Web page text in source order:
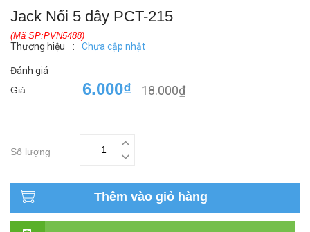
Jack Nối 5 dây PCT-215
(Mã SP:PVN5488)
Thương hiệu : Chưa cập nhật
Đánh giá
:
Giá
: 6.000₫ 18.000₫
Số lượng
Thêm vào giỏ hàng